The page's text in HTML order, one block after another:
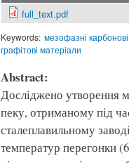
full_text.pdf
Keywords: мезофазні
графітові матеріали
Abstract:
Досліджено утворення
пеку, отриманому під
сталеплавильному
температур перегонки